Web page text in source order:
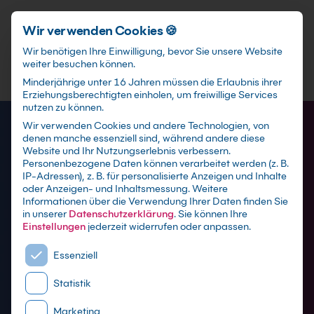
Förderungen training@kebel.de +49 231 5191986 Anmelden
Suchen
AutoCAD Schulungen in
Nürnberg
mit Zertifikat als Präsenzseminar, Live Online
Wir verwenden Cookies 🍪
Wir benötigen Ihre Einwilligung, bevor Sie unsere Website
weiter besuchen können.
Minderjährige unter 16 Jahren müssen die Erlaubnis ihrer
Erziehungsberechtigten einholen, um freiwillige Services
nutzen zu können.
Wir verwenden Cookies und andere Technologien, von
denen manche essenziell sind, während andere diese
Website und Ihr Nutzungserlebnis verbessern.
Personenbezogene Daten können verarbeitet werden (z. B.
IP-Adressen), z. B. für personalisierte Anzeigen und Inhalte
oder Anzeigen- und Inhaltsmessung.Weitere
Informationen über die Verwendung Ihrer Daten finden Sie
in unserer Datenschutzerklärung.Sie können Ihre
Einstellungen jederzeit widerrufen oder anpassen.
Es folgt eine Liste der Service-Gruppen, für die eine
Essenziell
Statistik
Marketing